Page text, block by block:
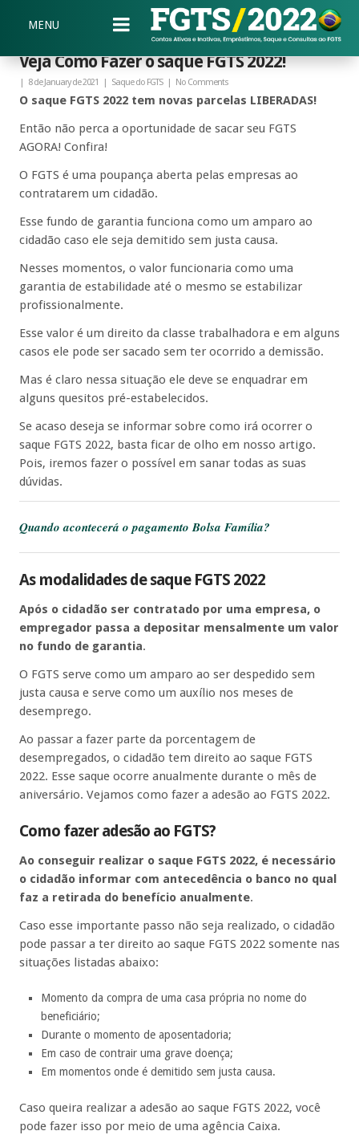
MENU
Veja Como Fazer o saque FGTS 2022!
8 de January de 2021 Saque do FGTS No Comments
O saque FGTS 2022 tem novas parcelas LIBERADAS!
Então não perca a oportunidade de sacar seu FGTS
AGORA! Confira!
O FGTS é uma poupança aberta pelas empresas ao
contratarem um cidadão.
Esse fundo de garantia funciona como um amparo ao
cidadão caso ele seja demitido sem justa causa.
Nesses momentos, o valor funcionaria como uma
garantia de estabilidade até o mesmo se estabilizar
profissionalmente.
Esse valor é um direito da classe trabalhadora e em alguns
casos ele pode ser sacado sem ter ocorrido a demissão.
Mas é claro nessa situação ele deve se enquadrar em
alguns quesitos pré-estabelecidos.
Se acaso deseja se informar sobre como irá ocorrer o
saque FGTS 2022, basta ficar de olho em nosso artigo.
Pois, iremos fazer o possível em sanar todas as suas
dúvidas.
Quando acontecerá o pagamento Bolsa Família?
As modalidades de saque FGTS 2022
Após o cidadão ser contratado por uma empresa, o
empregador passa a depositar mensalmente um valor
no fundo de garantia.
O FGTS serve como um amparo ao ser despedido sem
justa causa e serve como um auxílio nos meses de
desemprego.
Ao passar a fazer parte da porcentagem de
desempregados, o cidadão tem direito ao saque FGTS
2022. Esse saque ocorre anualmente durante o mês de
aniversário. Vejamos como fazer a adesão ao FGTS 2022.
Como fazer adesão ao FGTS?
Ao conseguir realizar o saque FGTS 2022, é necessário
o cidadão informar com antecedência o banco no qual
faz a retirada do benefício anualmente.
Caso esse importante passo não seja realizado, o cidadão
pode passar a ter direito ao saque FGTS 2022 somente nas
situações listadas abaixo:
Momento da compra de uma casa própria no nome do
beneficiário;
Durante o momento de aposentadoria;
Em caso de contrair uma grave doença;
Em momentos onde é demitido sem justa causa.
Caso queira realizar a adesão ao saque FGTS 2022, você
pode fazer isso por meio de uma agência Caixa.